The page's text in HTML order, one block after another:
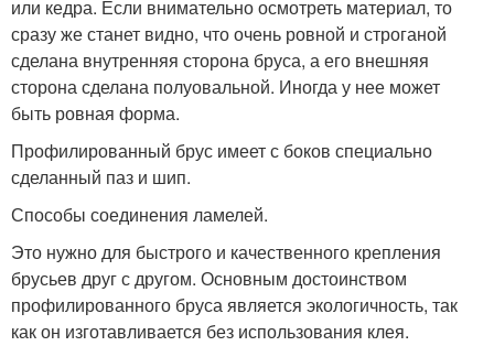
или кедра. Если внимательно осмотреть материал, то
сразу же станет видно, что очень ровной и строганой
сделана внутренняя сторона бруса, а его внешняя
сторона сделана полуовальной. Иногда у нее может
быть ровная форма.
Профилированный брус имеет с боков специально
сделанный паз и шип.
Способы соединения ламелей.
Это нужно для быстрого и качественного крепления
брусьев друг с другом. Основным достоинством
профилированного бруса является экологичность, так
как он изготавливается без использования клея.